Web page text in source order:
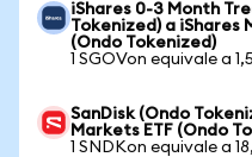
iShares 0-3 Month
Tokenized) a iShares
(Ondo Tokenized)
1 SGOVon equivale a
SanDisk (Ondo
Markets ETF (Ondo
1 SNDKon equivale a